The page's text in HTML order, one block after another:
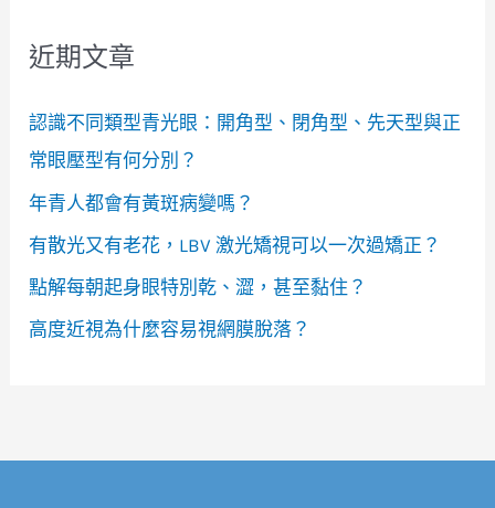
近期文章
認識不同類型青光眼：開角型、閉角型、先天型與正
常眼壓型有何分別？
年青人都會有黃斑病變嗎？
有散光又有老花，LBV 激光矯視可以一次過矯正？
點解每朝起身眼特別乾、澀，甚至黏住？
高度近視為什麼容易視網膜脫落？